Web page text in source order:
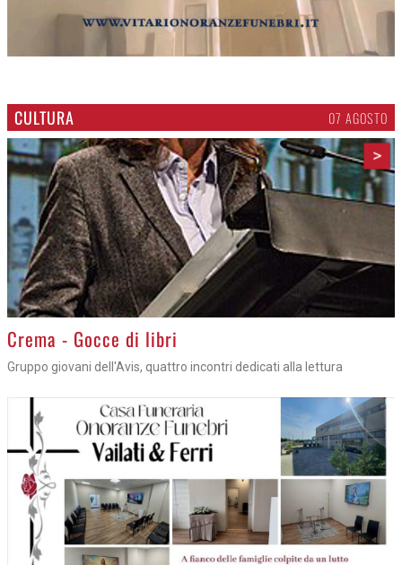
CULTURA 07 AGOSTO
>
Crema - Gocce di libri
Gruppo giovani dell'Avis, quattro incontri dedicati alla lettura